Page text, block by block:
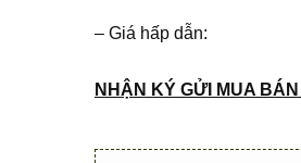
– Giá hấp dẫn:
NHẬN KÝ GỬI MUA